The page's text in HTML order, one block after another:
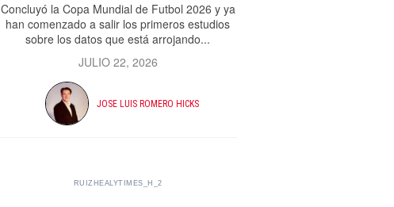
Concluyó la Copa Mundial de Futbol 2026 y ya
han comenzado a salir los primeros estudios
sobre los datos que está arrojando...
JULIO 22, 2026
JOSE LUIS ROMERO HICKS
RUIZHEALYTIMES_H_2